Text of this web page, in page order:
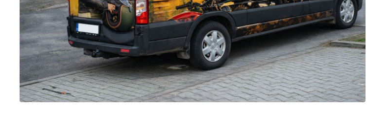
galerie: iva test galerie: iva test